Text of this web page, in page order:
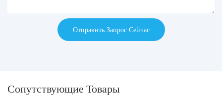
Отправить Запрос Сейчас
Сопутствующие Товары